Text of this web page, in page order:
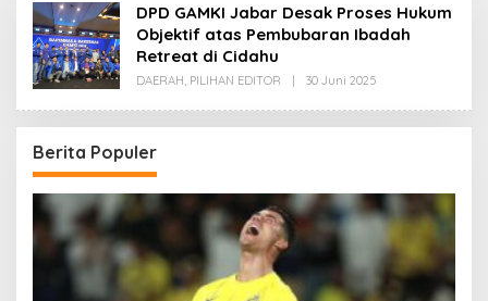
DPD GAMKI Jabar Desak Proses Hukum
Objektif atas Pembubaran Ibadah
Retreat di Cidahu
DAERAH, PILIHAN EDITOR 30 Juni 2025
Berita Populer